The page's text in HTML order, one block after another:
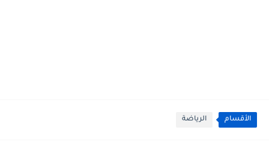
الأقسام الرياضة